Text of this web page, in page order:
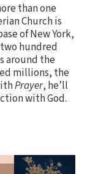
than one
Church is
of New York,
hundred
around the
millions, the
Prayer, he’ll
with God.